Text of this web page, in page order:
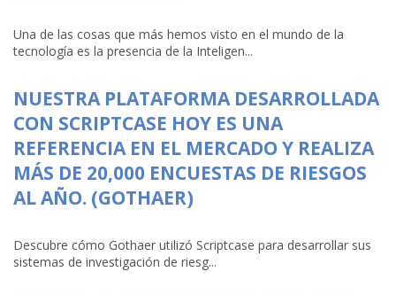
Una de las cosas que más hemos visto en el mundo de la
tecnología es la presencia de la Inteligen...
NUESTRA PLATAFORMA DESARROLLADA
CON SCRIPTCASE HOY ES UNA
REFERENCIA EN EL MERCADO Y REALIZA
MÁS DE 20,000 ENCUESTAS DE RIESGOS
AL AÑO. (GOTHAER)
Descubre cómo Gothaer utilizó Scriptcase para desarrollar sus
sistemas de investigación de riesg...